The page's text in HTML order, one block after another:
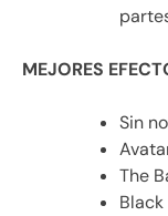
MEJORES
Sin
The